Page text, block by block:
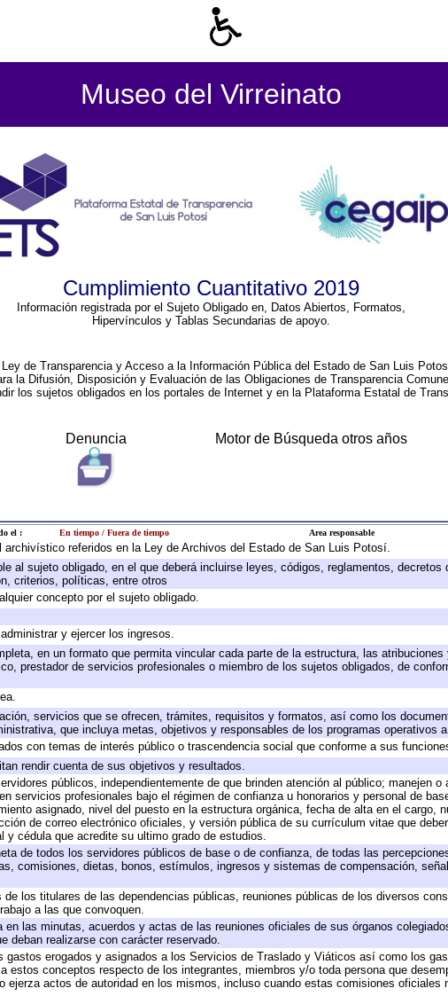
Museo del Virreinato
Cumplimiento Cuantitativo 2019
Información registrada por el Sujeto Obligado en, Datos Abiertos, Formatos,
Hipervínculos y Tablas Secundarias de apoyo.
de Transparencia y Acceso a la Información Pública del Estado de San Luis
la Difusión, Disposición y Evaluación de las Obligaciones de Transparencia
los sujetos obligados en los portales de Internet y en la Plataforma Estatal de
Denuncia Motor de Búsqueda otros años
el : En tiempo / Fuera de tiempo Area responsable
referidos en la Ley de Archivos del Estado de San Luis Potosí.
al sujeto obligado, en el que deberá incluirse leyes, códigos, reglamentos, decretos
criterios, políticas, entre otros
concepto por el sujeto obligado.
y ejercer los ingresos.
en un formato que permita vincular cada parte de la estructura, las
prestador de servicios profesionales o miembro de los sujetos obligados, de
servicios que se ofrecen, trámites, requisitos y formatos, así como los
que incluya metas, objetivos y responsables de los programas operativos a
con temas de interés público o trascendencia social que conforme a sus
rendir cuenta de sus objetivos y resultados.
públicos, independientemente de que brinden atención al público; manejen o
servicios profesionales bajo el régimen de confianza u honorarios y personal de
asignado, nivel del puesto en la estructura orgánica, fecha de alta en el cargo,
de correo electrónico oficiales, y versión pública de su currículum vitae que
y cédula que acredite su ultimo grado de estudios.
de todos los servidores públicos de base o de confianza, de todas las
comisiones, dietas, bonos, estímulos, ingresos y sistemas de compensación,
los titulares de las dependencias públicas, reuniones públicas de los diversos
a las que convoquen.
las minutas, acuerdos y actas de las reuniones oficiales de sus órganos
deban realizarse con carácter reservado.
gastos erogados y asignados a los Servicios de Traslado y Viáticos así como los
estos conceptos respecto de los integrantes, miembros y/o toda persona que
ejerza actos de autoridad en los mismos, incluso cuando estas comisiones oficiales